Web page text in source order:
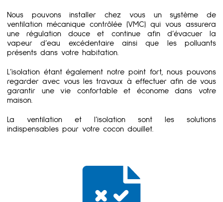
Nous pouvons installer chez vous un système de
ventilation mécanique contrôlée (VMC) qui vous assurera
une régulation douce et continue afin d’évacuer la
vapeur d’eau excédentaire ainsi que les polluants
présents dans votre habitation.
L’isolation étant également notre point fort, nous pouvons
regarder avec vous les travaux à effectuer afin de vous
garantir une vie confortable et économe dans votre
maison.
La ventilation et l’isolation sont les solutions
indispensables pour votre cocon douillet.